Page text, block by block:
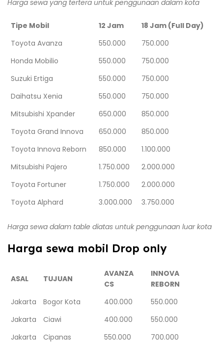
Harga sewa yang tertera untuk penggunaan dalam kota
Tipe Mobil 12 Jam
18 Jam (Full Day)
Toyota Avanza
550.000
750.000
Honda Mobilio
550.000
750.000
Suzuki Ertiga
550.000
750.000
Daihatsu Xenia
550.000
750.000
Mitsubishi Xpander
650.000
850.000
Toyota Grand Innova
650.000
850.000
Toyota Innova Reborn
850.000
1.100.000
Mitsubishi Pajero
1.750.000
2.000.000
Toyota Fortuner
1.750.000
2.000.000
Toyota Alphard
3.000.000 3.750.000
Harga sewa dalam table diatas untuk penggunaan luar kota
Harga sewa mobil Drop only
ASAL TUJUAN
AVANZA
CS
INNOVA
REBORN
Jakarta
Bogor Kota 400.000
550.000
Jakarta
Ciawi 400.000
550.000
Jakarta
Cipanas 550.000
700.000